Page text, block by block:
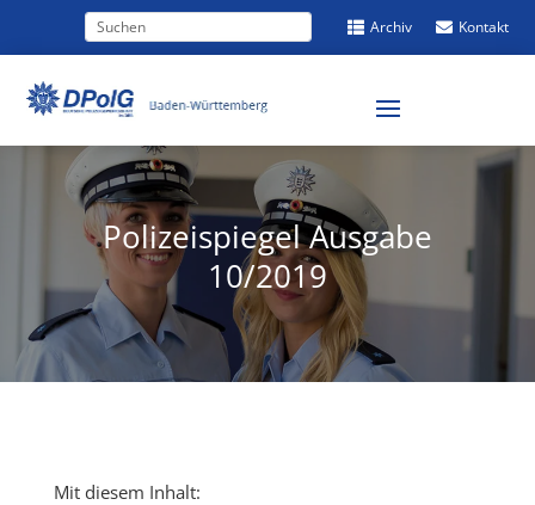
 Kontakt
 Archiv
Polizeispiegel Ausgabe
10/2019
Mit diesem Inhalt: